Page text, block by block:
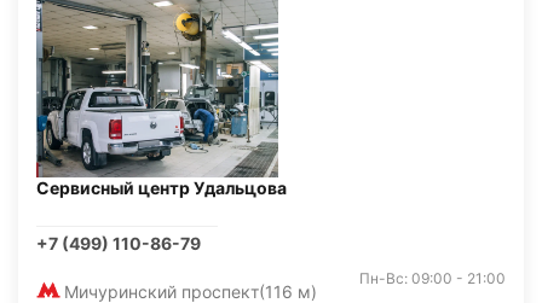
Сервисный центр Удальцова
+7 (499) 110-86-79
Мичуринский проспект(116 м)
Пн-Вс: 09:00 - 21:00